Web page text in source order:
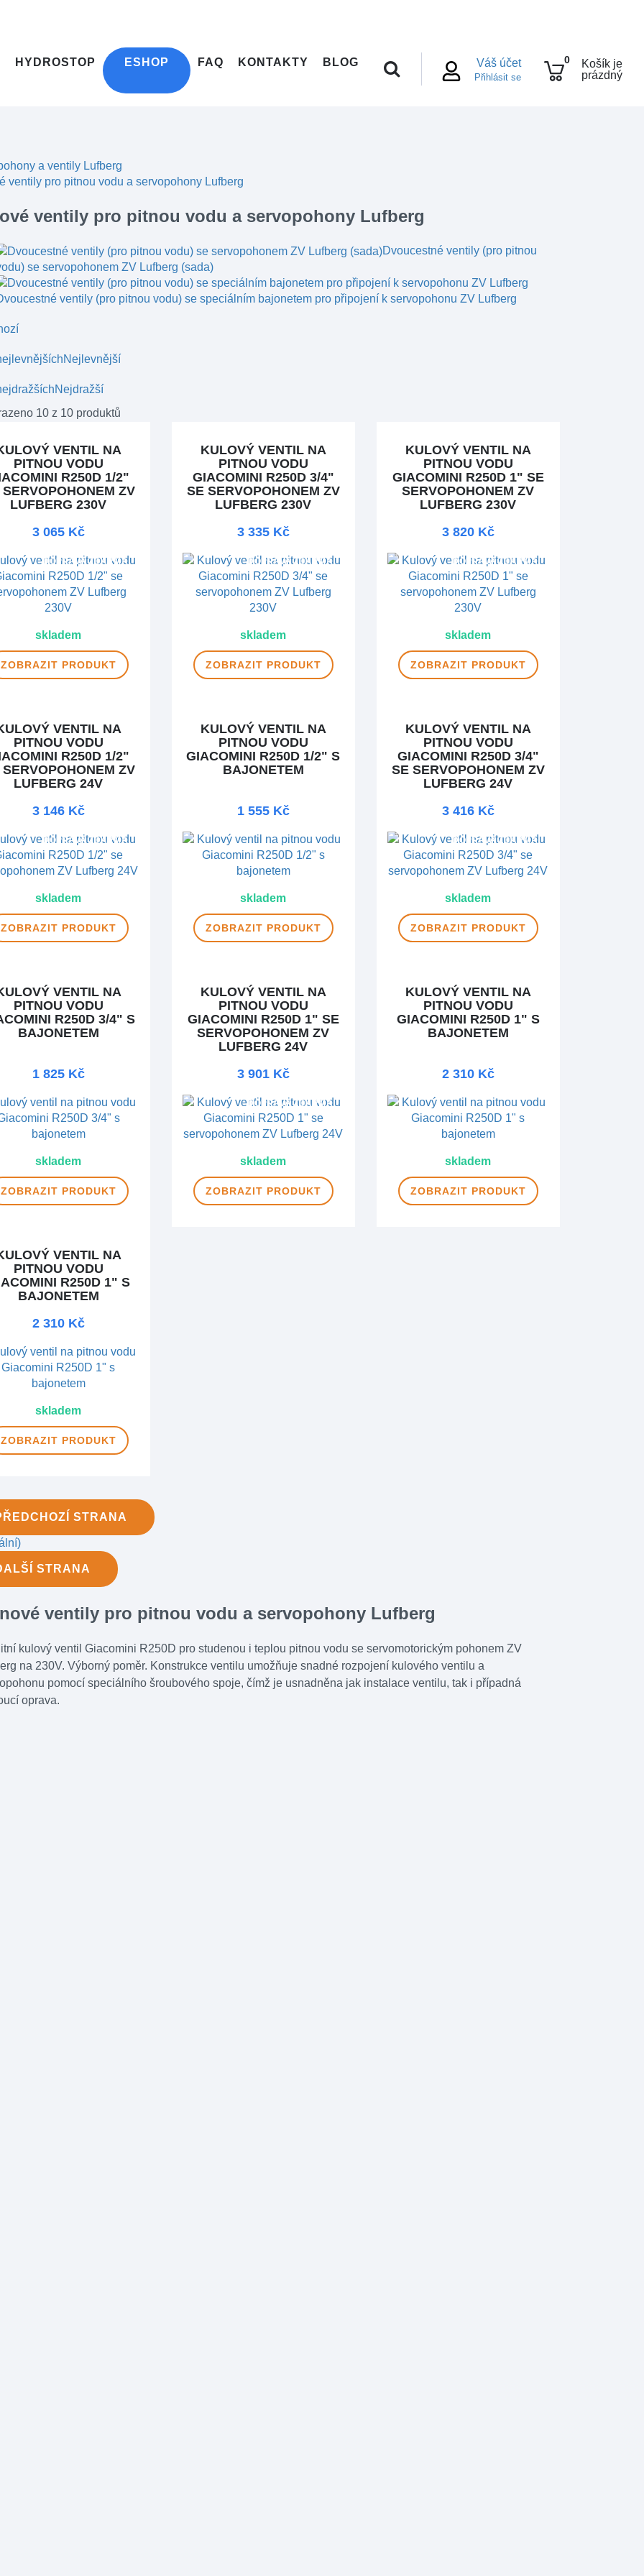
Váš účet
Přihlásit se
0
Košík je
prázdný
HYDROSTOP ESHOP FAQ KONTAKTY BLOG
a ventily Lufberg
ventily pro pitnou vodu a servopohony Lufberg
ventily pro pitnou vodu a servopohony Lufberg
Dvoucestné ventily (pro pitnou
se servopohonem ZV Lufberg (sada)
ventily (pro pitnou vodu) se speciálním bajonetem pro připojení k servopohonu ZV Lufberg
Nejlevnější
Nejdražší
10 z 10 produktů
VENTIL NA
PITNOU VODU
R250D 1/2"
SERVOPOHONEM ZV
LUFBERG 230V
3 065 Kč
DOPRAVA ZDARMA
skladem
ZOBRAZIT PRODUKT
KULOVÝ VENTIL NA
PITNOU VODU
GIACOMINI R250D 3/4"
SE SERVOPOHONEM ZV
LUFBERG 230V
3 335 Kč
DOPRAVA ZDARMA
skladem
ZOBRAZIT PRODUKT
KULOVÝ VENTIL NA
PITNOU VODU
GIACOMINI R250D 1" SE
SERVOPOHONEM ZV
LUFBERG 230V
3 820 Kč
DOPRAVA ZDARMA
skladem
ZOBRAZIT PRODUKT
VENTIL NA
PITNOU VODU
R250D 1/2"
SERVOPOHONEM ZV
LUFBERG 24V
3 146 Kč
DOPRAVA ZDARMA
skladem
ZOBRAZIT PRODUKT
KULOVÝ VENTIL NA
PITNOU VODU
GIACOMINI R250D 1/2" S
BAJONETEM
1 555 Kč
skladem
ZOBRAZIT PRODUKT
KULOVÝ VENTIL NA
PITNOU VODU
GIACOMINI R250D 3/4"
SE SERVOPOHONEM ZV
LUFBERG 24V
3 416 Kč
DOPRAVA ZDARMA
skladem
ZOBRAZIT PRODUKT
VENTIL NA
PITNOU VODU
R250D 3/4" S
BAJONETEM
1 825 Kč
skladem
ZOBRAZIT PRODUKT
KULOVÝ VENTIL NA
PITNOU VODU
GIACOMINI R250D 1" SE
SERVOPOHONEM ZV
LUFBERG 24V
3 901 Kč
DOPRAVA ZDARMA
skladem
ZOBRAZIT PRODUKT
KULOVÝ VENTIL NA
PITNOU VODU
GIACOMINI R250D 1" S
BAJONETEM
2 310 Kč
skladem
ZOBRAZIT PRODUKT
VENTIL NA
PITNOU VODU
R250D 1" S
BAJONETEM
2 310 Kč
skladem
ZOBRAZIT PRODUKT
STRANA
STRANA
ventily pro pitnou vodu a servopohony Lufberg
kulový ventil Giacomini R250D pro studenou i teplou pitnou vodu se servomotorickým pohonem ZV
na 230V. Výborný poměr. Konstrukce ventilu umožňuje snadné rozpojení kulového ventilu a
pomocí speciálního šroubového spoje, čímž je usnadněna jak instalace ventilu, tak i případná
oprava.